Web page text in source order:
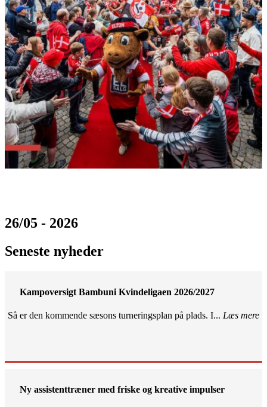
26/05 - 2026
Seneste nyheder
Kampoversigt Bambuni Kvindeligaen 2026/2027
Så er den kommende sæsons turneringsplan på plads. I... Læs mere
Ny assistenttræner med friske og kreative impulser